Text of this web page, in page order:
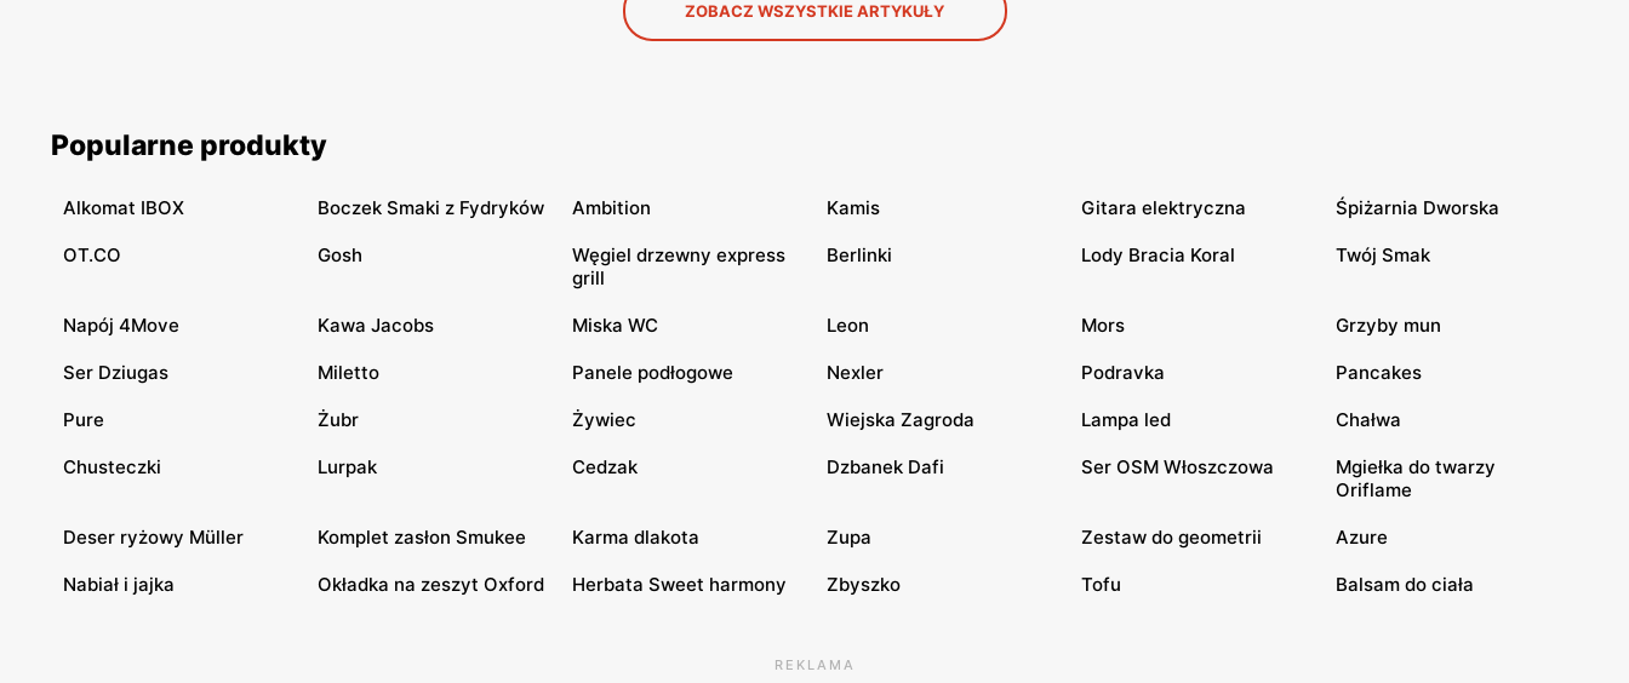
ZOBACZ WSZYSTKIE ARTYKUŁY
Popularne produkty
Alkomat IBOX Boczek Smaki z Fydryków Ambition Kamis Gitara elektryczna Śpiżarnia Dworska
OT.CO Gosh
Węgiel drzewny express
grill
Berlinki Lody Bracia Koral Twój Smak
Napój 4Move Kawa Jacobs Miska WC Leon Mors Grzyby mun
Ser Dziugas Miletto Panele podłogowe Nexler Podravka Pancakes
Pure Żubr Żywiec Wiejska Zagroda Lampa led Chałwa
Chusteczki Lurpak Cedzak Dzbanek Dafi Ser OSM Włoszczowa
Mgiełka do twarzy
Oriflame
Deser ryżowy Müller Komplet zasłon Smukee Karma dlakota Zupa Zestaw do geometrii Azure
Nabiał i jajka Okładka na zeszyt Oxford Herbata Sweet harmony Zbyszko Tofu Balsam do ciała
REKLAMA